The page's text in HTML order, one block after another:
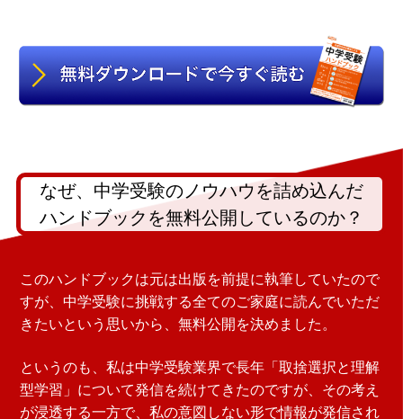
なぜ、中学受験のノウハウを詰め込んだ
ハンドブックを無料公開しているのか？
このハンドブックは元は出版を前提に執筆していたので
すが、中学受験に挑戦する全てのご家庭に読んでいただ
きたいという思いから、無料公開を決めました。
というのも、私は中学受験業界で長年「取捨選択と理解
型学習」について発信を続けてきたのですが、その考え
が浸透する一方で、私の意図しない形で情報が発信され